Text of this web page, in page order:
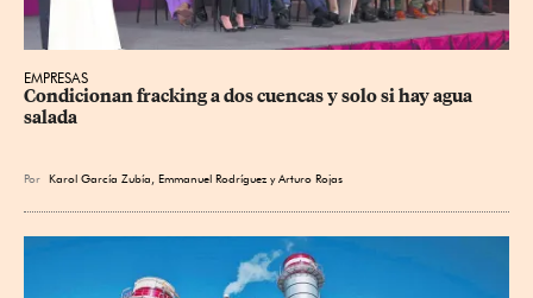
EMPRESAS
Condicionan fracking a dos cuencas y solo si hay agua
salada
Por Karol García Zubía Emmanuel Rodríguez yArturo Rojas